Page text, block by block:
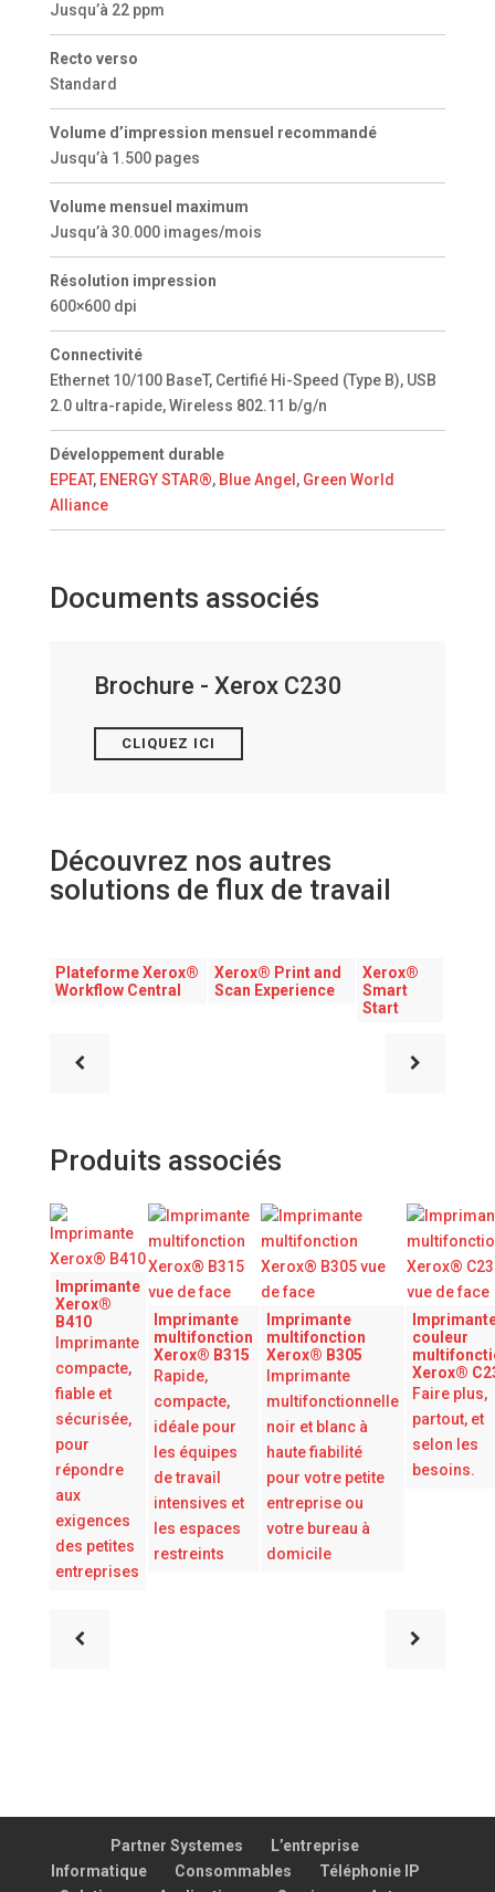
Jusqu’à 22 ppm
Recto verso
Standard
Volume d’impression mensuel recommandé
Jusqu’à 1.500 pages
Volume mensuel maximum
Jusqu’à 30.000 images/mois
Résolution impression
600×600 dpi
Connectivité
Ethernet 10/100 BaseT, Certifié Hi-Speed (Type B), USB
2.0 ultra-rapide, Wireless 802.11 b/g/n
Développement durable
EPEAT, ENERGY STAR®, Blue Angel , Green World
Alliance
Documents associés
Brochure - Xerox C230
CLIQUEZ ICI
Découvrez nos autres
solutions de flux de travail
Plateforme Xerox®
Workflow Central
Xerox® Print and
Scan Experience
Xerox®
Smart
Start
Produits associés
Imprimante
Xerox®
B410
Imprimante
compacte,
fiable et
sécurisée,
pour
répondre
aux
exigences
des petites
entreprises
Imprimante
multifonction
Xerox® B315
Rapide,
compacte,
idéale pour
les équipes
de travail
intensives et
les espaces
restreints
Imprimante
multifonction
Xerox® B305
Imprimante
multifonctionnelle
noir et blanc à
haute fiabilité
pour votre petite
entreprise ou
votre bureau à
domicile
couleur
Xerox®
Faire plus,
partout, et
selon les
besoins.
Partner Systemes
L’entreprise
Informatique
Consommables
Téléphonie IP